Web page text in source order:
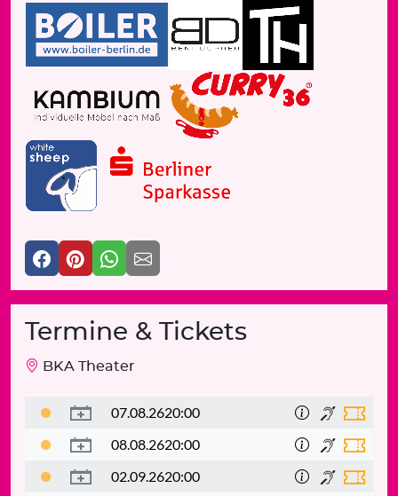
Termine & Tickets
BKA Theater
07.08.2620:00
08.08.2620:00
02.09.2620:00